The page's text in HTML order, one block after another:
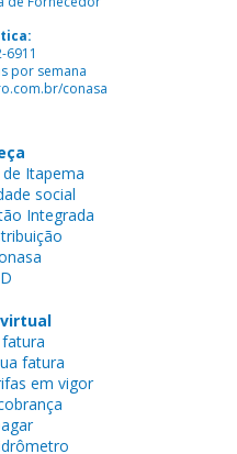
6911
por semana
conasa
Itapema
social
Integrada
fatura
fatura
em vigor